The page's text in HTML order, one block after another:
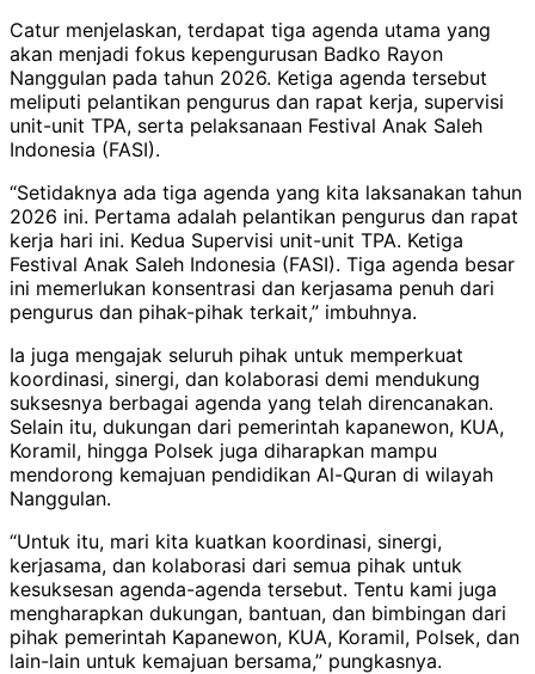
Catur menjelaskan, terdapat tiga agenda utama yang
akan menjadi fokus kepengurusan Badko Rayon
Nanggulan pada tahun 2026. Ketiga agenda tersebut
meliputi pelantikan pengurus dan rapat kerja, supervisi
unit-unit TPA, serta pelaksanaan Festival Anak Saleh
Indonesia (FASI).
“Setidaknya ada tiga agenda yang kita laksanakan tahun
2026 ini. Pertama adalah pelantikan pengurus dan rapat
kerja hari ini. Kedua Supervisi unit-unit TPA. Ketiga
Festival Anak Saleh Indonesia (FASI). Tiga agenda besar
ini memerlukan konsentrasi dan kerjasama penuh dari
pengurus dan pihak-pihak terkait,” imbuhnya.
Ia juga mengajak seluruh pihak untuk memperkuat
koordinasi, sinergi, dan kolaborasi demi mendukung
suksesnya berbagai agenda yang telah direncanakan.
Selain itu, dukungan dari pemerintah kapanewon, KUA,
Koramil, hingga Polsek juga diharapkan mampu
mendorong kemajuan pendidikan Al-Quran di wilayah
Nanggulan.
“Untuk itu, mari kita kuatkan koordinasi, sinergi,
kerjasama, dan kolaborasi dari semua pihak untuk
kesuksesan agenda-agenda tersebut. Tentu kami juga
mengharapkan dukungan, bantuan, dan bimbingan dari
pihak pemerintah Kapanewon, KUA, Koramil, Polsek, dan
lain-lain untuk kemajuan bersama,” pungkasnya.